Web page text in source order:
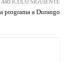
ARTÍCULO SIGUIENTE
programa a Durango